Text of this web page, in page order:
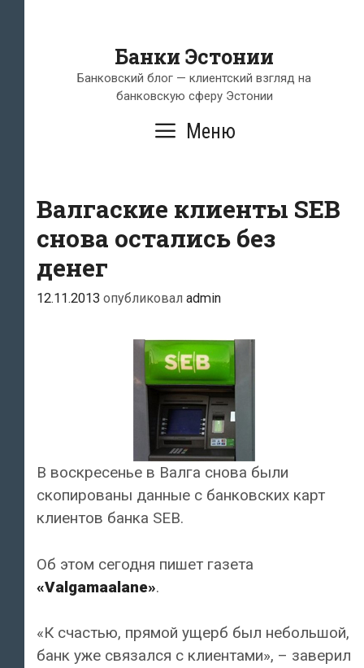
Банки Эстонии
Банковский блог — клиентский взгляд на
банковскую сферу Эстонии
Меню
Валгаские клиенты SEB
снова остались без
денег
12.11.2013 опубликовал admin
В воскресенье в Валга снова были
скопированы данные с банковских карт
клиентов банка SEB.
Об этом сегодня пишет газета
«Valgamaalane».
«К счастью, прямой ущерб был небольшой,
банк уже связался с клиентами», – заверил